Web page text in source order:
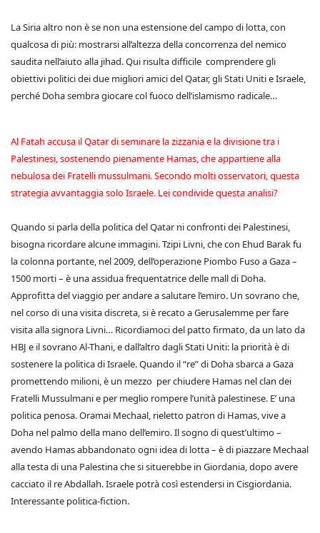
La Siria altro non è se non una estensione del campo di lotta, con
qualcosa di più: mostrarsi all’altezza della concorrenza del nemico
saudita nell’aiuto alla jihad. Qui risulta difficile comprendere gli
obiettivi politici dei due migliori amici del Qatar, gli Stati Uniti e Israele,
perché Doha sembra giocare col fuoco dell’islamismo radicale…
Al Fatah accusa il Qatar di seminare la zizzania e la divisione tra i
Palestinesi, sostenendo pienamente Hamas, che appartiene alla
nebulosa dei Fratelli mussulmani. Secondo molti osservatori, questa
strategia avvantaggia solo Israele. Lei condivide questa analisi?
Quando si parla della politica del Qatar ni confronti dei Palestinesi,
bisogna ricordare alcune immagini. Tzipi Livni, che con Ehud Barak fu
la colonna portante, nel 2009, dell’operazione Piombo Fuso a Gaza –
1500 morti – è una assidua frequentatrice delle mall di Doha.
Approfitta del viaggio per andare a salutare l’emiro. Un sovrano che,
nel corso di una visita discreta, si è recato a Gerusalemme per fare
visita alla signora Livni… Ricordiamoci del patto firmato, da un lato da
HBJ e il sovrano Al-Thani, e dall’altro dagli Stati Uniti: la priorità è di
sostenere la politica di Israele. Quando il “re” di Doha sbarca a Gaza
promettendo milioni, è un mezzo per chiudere Hamas nel clan dei
Fratelli Mussulmani e per meglio rompere l’unità palestinese. E’ una
politica penosa. Oramai Mechaal, rieletto patron di Hamas, vive a
Doha nel palmo della mano dell’emiro. Il sogno di quest’ultimo –
avendo Hamas abbandonato ogni idea di lotta – è di piazzare Mechaal
alla testa di una Palestina che si situerebbe in Giordania, dopo avere
cacciato il re Abdallah. Israele potrà così estendersi in Cisgiordania.
Interessante politica-fiction.